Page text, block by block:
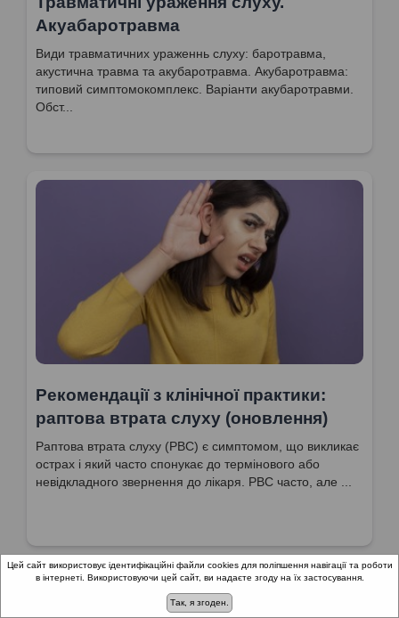
Акуабаротравма
Види травматичних ураженнь слуху: баротравма,
акустична травма та акубаротравма. Акубаротравма:
типовий симптомокомплекс. Варіанти акубаротравми.
Обст...
Рекомендації з клінічної практики:
раптова втрата слуху (оновлення)
Раптова втрата слуху (РВС) є симптомом, що викликає
острах і який часто спонукає до термінового або
невідкладного звернення до лікаря. РВС часто, але ...
Цей сайт використовує ідентифікаційні файли cookies для поліпшення навігації та роботи
в інтернеті. Використовуючи цей сайт, ви надаєте згоду на їх застосування.
Так, я згоден.